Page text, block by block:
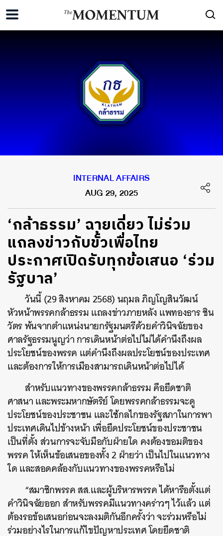
INTERNAL AFFAIRS
AUG 29, 2025
‘กล้าธรรม’ ฉายเดี่ยว ไม่ร่วม
แถลงข่าวกับขั้วเพื่อไทย
ประกาศเปิดรับทุกข้อเสนอ ‘ร่วม
รัฐบาล’
วันนี้ (29 สิงหาคม 2568) นฤมล ภิญโญสินวัฒน์
หัวหน้าพรรคกล้าธรรม แถลงข่าวภายหลัง แพทองธาร ชิน
วัตร พ้นจากตำแหน่งนายกรัฐมนตรีด้วยคำวินิจฉัยของ
ศาลรัฐธรรมนูญว่า การเดินหน้าต่อไปไม่ได้คำนึงถึงผล
ประโยชน์ของพรรค แต่คำนึงถึงผลประโยชน์ของประเทศ
และต้องการให้การเมืองสามารถเดินหน้าต่อไปได้
สำหรับแนวทางของพรรคกล้าธรรม คือยึดชาติ
ศาสนา และพระมหากษัตริย์ โดยพรรคกล้าธรรมจะดู
ประโยชน์ของประชาชน และใช้กลไกของรัฐสภาในการพา
ประเทศเดินไปข้างหน้า เพื่อยึดประโยชน์ของประชาชน
เป็นที่ตั้ง ส่วนการจะจับมือกับฝ่ายใด คงต้องขอมติของ
พรรค ให้เห็นข้อเสนอของทั้ง 2 ฝ่ายว่า เป็นไปในแนวทาง
ใด และสอดคล้องกับแนวทางของพรรคหรือไม่
“สมาชิกพรรค สส.และผู้บริหารพรรค ได้หารือตั้งแต่
คำวินิจฉัยออก สำหรับพรรคมีแนวทางคร่าวๆ ไว้แล้ว แต่
ต้องรอข้อเสนอก่อนจะลงมติกันอีกครั้งว่า จะร่วมหรือไม่
ร่วมอย่างไรในการแก้ไขปัญหาประเทศ โดยยึดชาติ